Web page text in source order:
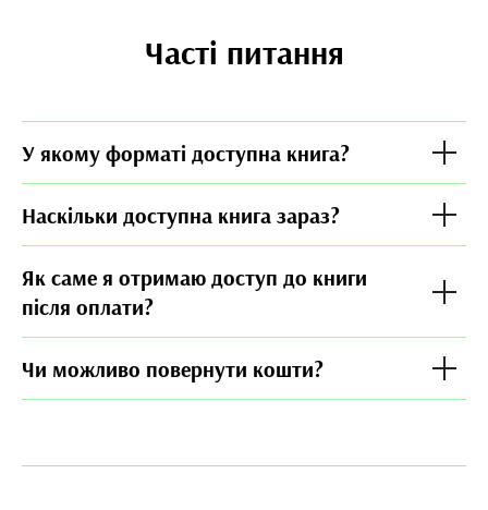
Часті питання
У якому форматі доступна книга?
Наскільки доступна книга зараз?
Як саме я отримаю доступ до книги
після оплати?
Чи можливо повернути кошти?